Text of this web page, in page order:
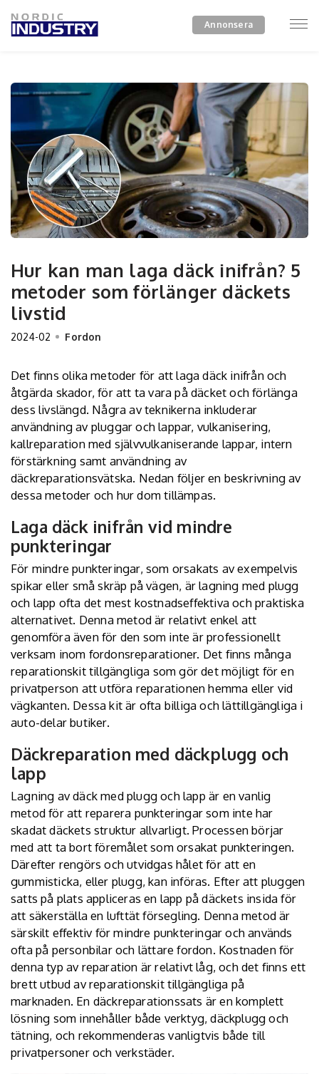
Annonsera
Hur kan man laga däck inifrån? 5
metoder som förlänger däckets
livstid
2024-02 Fordon
Det finns olika metoder för att laga däck inifrån och
åtgärda skador, för att ta vara på däcket och förlänga
dess livslängd. Några av teknikerna inkluderar
användning av pluggar och lappar, vulkanisering,
kallreparation med självvulkaniserande lappar, intern
förstärkning samt användning av
däckreparationsvätska. Nedan följer en beskrivning av
dessa metoder och hur dom tillämpas.
Laga däck inifrån vid mindre
punkteringar
För mindre punkteringar, som orsakats av exempelvis
spikar eller små skräp på vägen, är lagning med plugg
och lapp ofta det mest kostnadseffektiva och praktiska
alternativet. Denna metod är relativt enkel att
genomföra även för den som inte är professionellt
verksam inom fordonsreparationer. Det finns många
reparationskit tillgängliga som gör det möjligt för en
privatperson att utföra reparationen hemma eller vid
vägkanten. Dessa kit är ofta billiga och lättillgängliga i
auto-delar butiker.
Däckreparation med däckplugg och
lapp
Lagning av däck med plugg och lapp är en vanlig
metod för att reparera punkteringar som inte har
skadat däckets struktur allvarligt. Processen börjar
med att ta bort föremålet som orsakat punkteringen.
Därefter rengörs och utvidgas hålet för att en
gummisticka, eller plugg, kan införas. Efter att pluggen
satts på plats appliceras en lapp på däckets insida för
att säkerställa en lufttät försegling. Denna metod är
särskilt effektiv för mindre punkteringar och används
ofta på personbilar och lättare fordon. Kostnaden för
denna typ av reparation är relativt låg, och det finns ett
brett utbud av reparationskit tillgängliga på
marknaden. En däckreparationssats är en komplett
lösning som innehåller både verktyg, däckplugg och
tätning, och rekommenderas vanligtvis både till
privatpersoner och verkstäder.